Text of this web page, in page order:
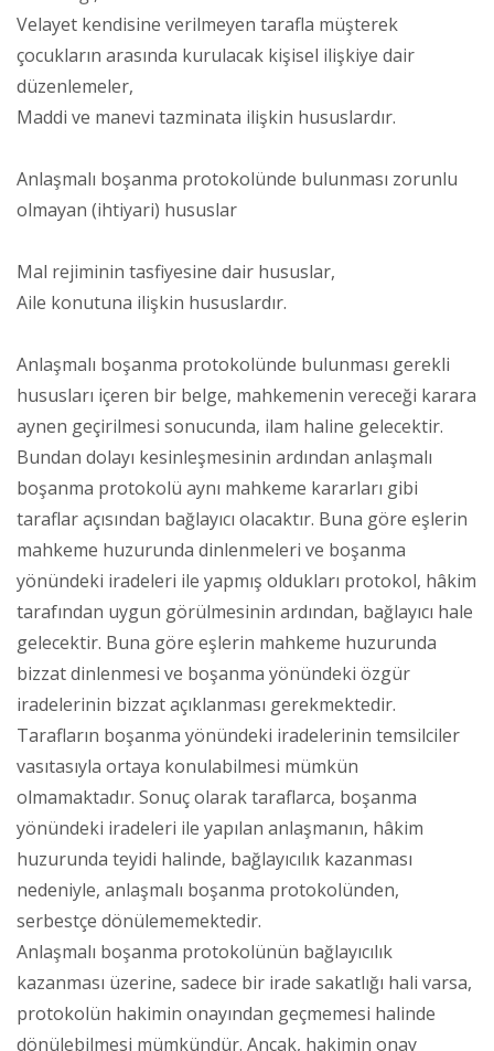
Velayet kendisine verilmeyen tarafla müşterek
çocukların arasında kurulacak kişisel ilişkiye dair
düzenlemeler,
Maddi ve manevi tazminata ilişkin hususlardır.
Anlaşmalı boşanma protokolünde bulunması zorunlu
olmayan (ihtiyari) hususlar
Mal rejiminin tasfiyesine dair hususlar,
Aile konutuna ilişkin hususlardır.
Anlaşmalı boşanma protokolünde bulunması gerekli
hususları içeren bir belge, mahkemenin vereceği karara
aynen geçirilmesi sonucunda, ilam haline gelecektir.
Bundan dolayı kesinleşmesinin ardından anlaşmalı
boşanma protokolü aynı mahkeme kararları gibi
taraflar açısından bağlayıcı olacaktır. Buna göre eşlerin
mahkeme huzurunda dinlenmeleri ve boşanma
yönündeki iradeleri ile yapmış oldukları protokol, hâkim
tarafından uygun görülmesinin ardından, bağlayıcı hale
gelecektir. Buna göre eşlerin mahkeme huzurunda
bizzat dinlenmesi ve boşanma yönündeki özgür
iradelerinin bizzat açıklanması gerekmektedir.
Tarafların boşanma yönündeki iradelerinin temsilciler
vasıtasıyla ortaya konulabilmesi mümkün
olmamaktadır. Sonuç olarak taraflarca, boşanma
yönündeki iradeleri ile yapılan anlaşmanın, hâkim
huzurunda teyidi halinde, bağlayıcılık kazanması
nedeniyle, anlaşmalı boşanma protokolünden,
serbestçe dönülememektedir.
Anlaşmalı boşanma protokolünün bağlayıcılık
kazanması üzerine, sadece bir irade sakatlığı hali varsa,
protokolün hakimin onayından geçmemesi halinde
dönülebilmesi mümkündür. Ancak, hakimin onay